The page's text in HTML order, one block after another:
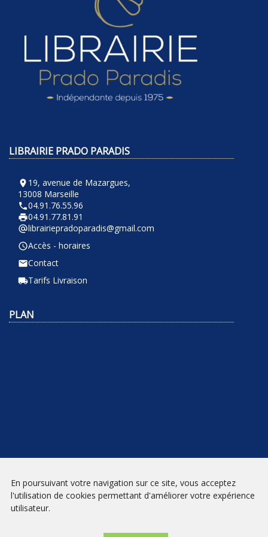
LIBRAIRIE PRADO PARADIS
room 19, avenue de Mazargues,
13008 Marseille
phone04.91.76.55.96
local_printshop04.91.77.81.91
alternate_emaillibrairiepradoparadis@gmail.com
query_builderAccès - horaires
emailContact
local_shippingTarifs Livraison
PLAN
NEWSLETTER
En poursuivant votre navigation sur ce site, vous acceptez
l'utilisation de cookies permettant d'améliorer votre expérience
utilisateur.